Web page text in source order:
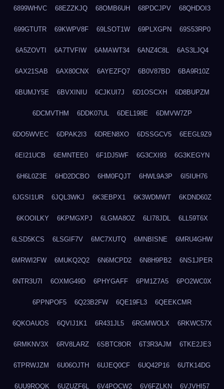
6899WHVC 68EZZKJQ 68OMB6UH 68PDCJPV 68QHDOI3
699GTUTR 69KWPV8F 69LSOT1W 69PLXGPN 69S53RP0
6A5ZOVTI 6A7TVFIW 6AMAWT34 6ANZ4C8L 6AS3LJQ4
6AX21SAB 6AX80CNX 6AYEZFQ7 6B0V87BD 6BA9R10Z
6BUMJY5E 6BVXINIU 6CJKUI7J 6D1OSCXH 6D8BUPZM
6DCMVTHM 6DDK07UL 6DEL198E 6DMVW7ZP
6DO5WVEC 6DPAK2I3 6DREN8XO 6DSSGCV5 6EEGL9Z9
6EI21UCB 6EMNTEE0 6F1DJ5WF 6G3CXI93 6G3KEGYN
6H6L0Z3E 6HD2DCBO 6HM0FQJT 6HWL9A3P 6I5IUH76
6JGSI1UR 6JQL3WKJ 6K3EBPX1 6K3WDMWT 6KDND60Z
6KOOILKY 6KPMGXPJ 6LGMA8OZ 6LI78JDL 6LL59T6X
6LSD5KCS 6LSGIF7V 6MC7XUTQ 6MNBISNE 6MRU4GHW
6MRWI2FW 6MUKQ2Q2 6N6MCPD2 6N8H9PB2 6NS1JPER
6NTR3U7I 6OXMG49D 6PHYGAFF 6PM1Z7A5 6PO2WC0X
6PPNPOF5 6Q23B2FW 6QE19FL3 6QEEKCMR
6QKOAUOS 6QVIJ1K1 6R431JL5 6RGMWOLX 6RKWC57X
6RMKNV3X 6RV8LARZ 6SBTC8OR 6T3R3AJM 6TKE2JE3
6TPRWJZM 6U06OJTH 6UJEQ0CF 6UQ42P16 6UTK14DG
6UU9ROQK 6UZUZF6L 6V4POCW2 6V6FZLKN 6VJVHI57